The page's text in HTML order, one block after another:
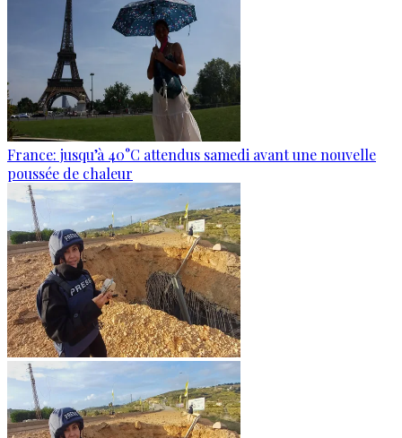
France: jusqu’à 40°C attendus samedi avant une nouvelle
poussée de chaleur